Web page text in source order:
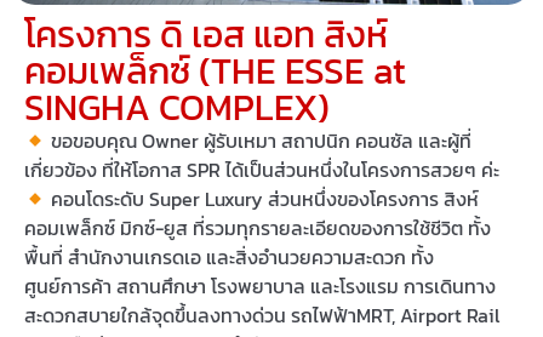
โครงการ ดิ เอส แอท สิงห์
คอมเพล็กซ์ (THE ESSE at
SINGHA COMPLEX)
ขอขอบคุณ Owner ผู้รับเหมา สถาปนิก คอนซัล และผู้ที่
เกี่ยวข้อง ที่ให้โอกาส SPR ได้เป็นส่วนหนึ่งในโครงการสวยๆ ค่ะ
คอนโดระดับ Super Luxury ส่วนหนึ่งของโครงการ สิงห์
คอมเพล็กซ์ มิกซ์-ยูส ที่รวมทุกรายละเอียดของการใช้ชีวิต ทั้ง
พื้นที่ สำนักงานเกรดเอ และสิ่งอำนวยความสะดวก ทั้ง
ศูนย์การค้า สถานศึกษา โรงพยาบาล และโรงแรม การเดินทาง
สะดวกสบายใกล้จุดขึ้นลงทางด่วน รถไฟฟ้าMRT, Airport Rail